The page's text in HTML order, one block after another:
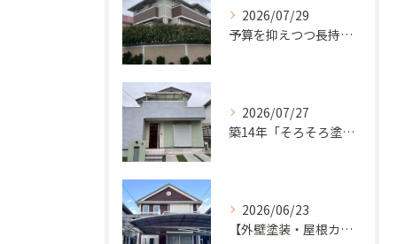
2026/07/29
予算を抑えつつ長持ち！築33年モルタル外壁と屋根の塗り替え
2026/07/27
築14年「そろそろ塗り替え時？」コケ・汚れが気になっていた神戸市北区M様邸が新築同様の美しい外観に蘇るまで
2026/06/23
【外壁塗装・屋根カバー工法】築29年の剥がれや汚れのお悩みを「ナノコンポジットW」と屋根カバー工法で解決